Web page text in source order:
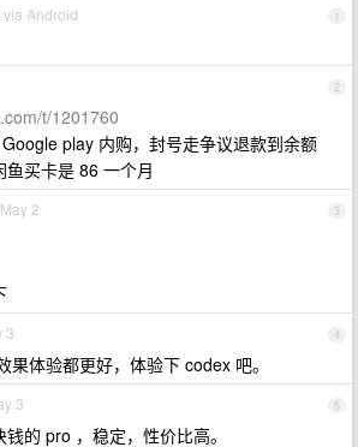
1
via Android
2
t/1201760
play 内购，封号走争议退款到余额
鱼买卡是 86 一个月
3
May 2
4
3
果体验都更好，体验下 codex 吧。
5
3
的 pro ，稳定，性价比高。